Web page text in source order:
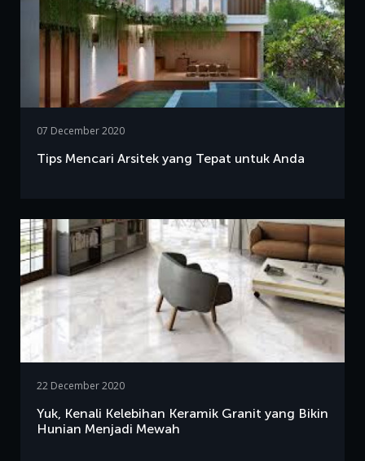
07 December 2020
Tips Mencari Arsitek yang Tepat untuk Anda
22 December 2020
Yuk, Kenali Kelebihan Keramik Granit yang Bikin
Hunian Menjadi Mewah